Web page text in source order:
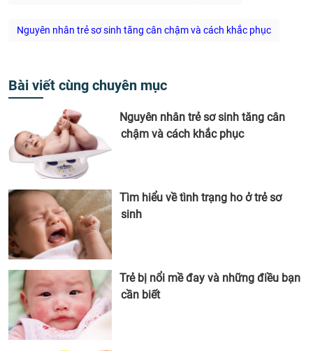
Nguyên nhân trẻ sơ sinh tăng cân chậm và cách khắc phục
Bài viết cùng chuyên mục
Nguyên nhân trẻ sơ sinh tăng cân
chậm và cách khắc phục
Tìm hiểu về tình trạng ho ở trẻ sơ
sinh
Trẻ bị nổi mề đay và những điều bạn
cần biết